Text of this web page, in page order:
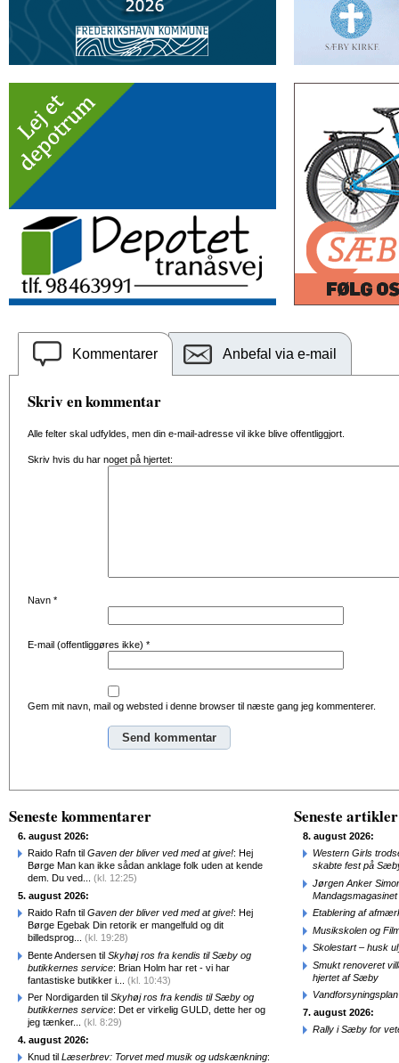
Kommentarer Anbefal via e-mail
Skriv en kommentar
Alle felter skal udfyldes, men din e-mail-adresse vil ikke blive offentliggjort.
Skriv hvis du har noget på hjertet:
Navn *
E-mail (offentliggøres ikke) *
Gem mit navn, mail og websted i denne browser til næste gang jeg kommenterer.
Seneste kommentarer
6. august 2026:
Raido Rafn til Gaven der bliver ved med at give!: Hej
Børge Man kan ikke sådan anklage folk uden at kende
dem. Du ved... (kl. 12:25)
5. august 2026:
Raido Rafn til Gaven der bliver ved med at give!: Hej
Børge Egebak Din retorik er mangelfuld og dit
billedsprog... (kl. 19:28)
Bente Andersen til Skyhøj ros fra kendis til Sæby og
butikkernes service: Brian Holm har ret - vi har
fantastiske butikker i... (kl. 10:43)
Per Nordigarden til Skyhøj ros fra kendis til Sæby og
butikkernes service: Det er virkelig GULD, dette her og
jeg tænker... (kl. 8:29)
4. august 2026:
Knud til Læserbrev: Torvet med musik og udskænkning:
Seneste artikler
8. august 2026:
Western Girls
skabte fest på
Jørgen Anker
Mandagsmagasinet
Etablering af
Musikskolen og
Skolestart – husk
Smukt renoveret
hjertet af Sæby
7. august 2026:
Rally i Sæby for